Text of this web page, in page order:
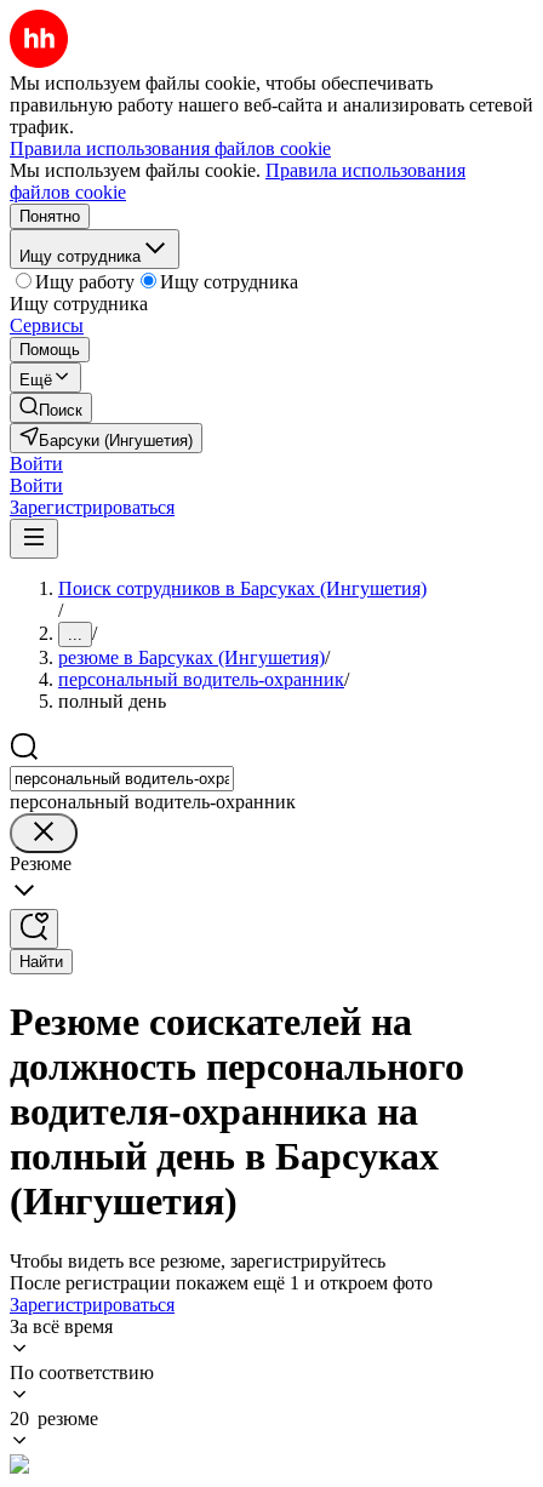
Мы используем файлы cookie, чтобы обеспечивать
правильную работу нашего веб-сайта и анализировать сетевой
трафик.
Правила использования файлов cookie
Мы используем файлы cookie. Правила использования
файлов cookie
Понятно
Ищу сотрудника
Ищу работу
Ищу сотрудника
Ищу сотрудника
Сервисы
Помощь
Ещё
Поиск
Барсуки (Ингушетия)
Войти
Войти
Зарегистрироваться
Поиск сотрудников в Барсуках (Ингушетия)
/
... /
резюме в Барсуках (Ингушетия)/
персональный водитель-охранник/
полный день
персональный водитель-охранник
Резюме
Найти
Резюме соискателей на
должность персонального
водителя-охранника на
полный день в Барсуках
(Ингушетия)
Чтобы видеть все резюме, зарегистрируйтесь
После регистрации покажем ещё 1 и откроем фото
Зарегистрироваться
За всё время
По соответствию
20 резюме